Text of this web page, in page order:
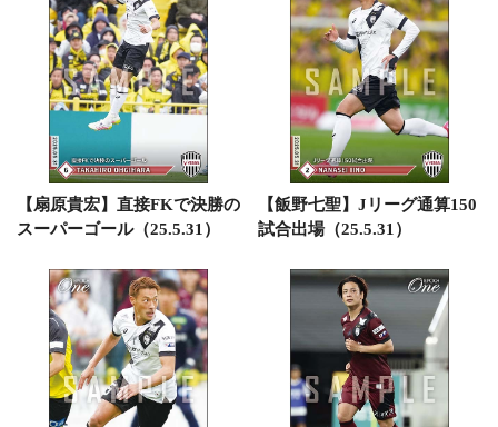
【扇原貴宏】直接FKで決勝の
スーパーゴール（25.5.31）
【飯野七聖】Jリーグ通算150
試合出場（25.5.31）